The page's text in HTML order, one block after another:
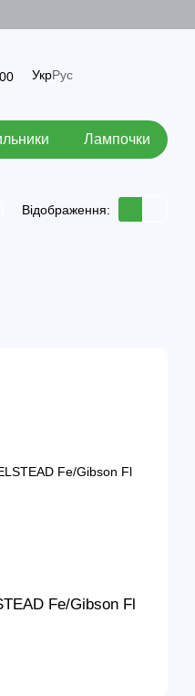
УкрРус
Лампочки
Відображення:
Fe/Gibson Fl